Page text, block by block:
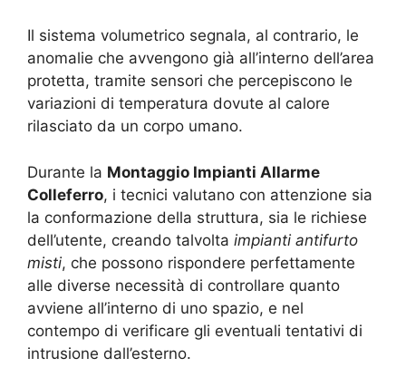
Il sistema volumetrico segnala, al contrario, le
anomalie che avvengono già all’interno dell’area
protetta, tramite sensori che percepiscono le
variazioni di temperatura dovute al calore
rilasciato da un corpo umano.
Durante la Montaggio Impianti Allarme
Colleferro, i tecnici valutano con attenzione sia
la conformazione della struttura, sia le richiese
dell’utente, creando talvolta impianti antifurto
misti, che possono rispondere perfettamente
alle diverse necessità di controllare quanto
avviene all’interno di uno spazio, e nel
contempo di verificare gli eventuali tentativi di
intrusione dall’esterno.